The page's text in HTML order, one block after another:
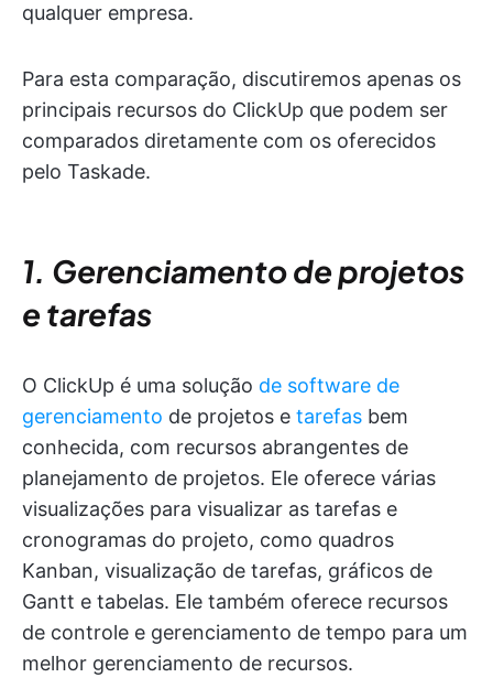
qualquer empresa.
Para esta comparação, discutiremos apenas os
principais recursos do ClickUp que podem ser
comparados diretamente com os oferecidos
pelo Taskade.
1. Gerenciamento de projetos
e tarefas
O ClickUp é uma solução de software de
gerenciamento de projetos e tarefas bem
conhecida, com recursos abrangentes de
planejamento de projetos. Ele oferece várias
visualizações para visualizar as tarefas e
cronogramas do projeto, como quadros
Kanban, visualização de tarefas, gráficos de
Gantt e tabelas. Ele também oferece recursos
de controle e gerenciamento de tempo para um
melhor gerenciamento de recursos.